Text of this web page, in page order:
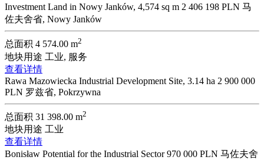
Investment Land in Nowy Janków, 4,574 sq m 2 406 198 PLN 马
佐夫舍省, Nowy Janków
总面积 4 574.00 m2
地块用途 工业, 服务
查看详情
Rawa Mazowiecka Industrial Development Site, 3.14 ha 2 900 000
PLN 罗兹省, Pokrzywna
总面积 31 398.00 m2
地块用途 工业
查看详情
Bonisław Potential for the Industrial Sector970 000 PLN 马佐夫舍